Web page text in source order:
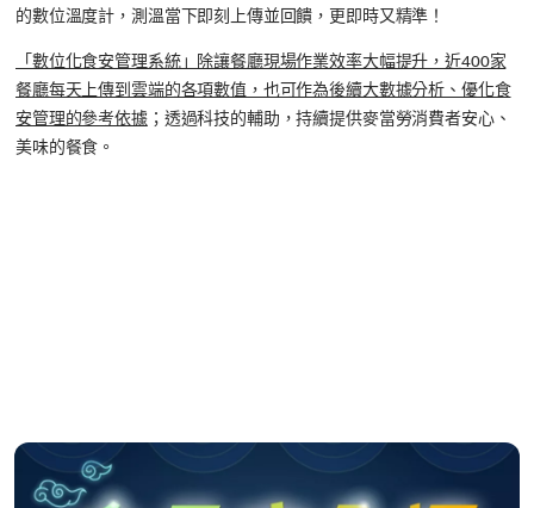
的數位溫度計，測溫當下即刻上傳並回饋，更即時又精準！
「數位化食安管理系統」除讓餐廳現場作業效率大幅提升，近400家
餐廳每天上傳到雲端的各項數值，也可作為後續大數據分析、優化食
安管理的參考依據；透過科技的輔助，持續提供麥當勞消費者安心、
美味的餐食。